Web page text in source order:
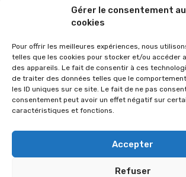
Gérer le consentement
cookies
Pour offrir les meilleures expériences, nous
telles que les cookies pour stocker et/ou accéder
des appareils. Le fait de consentir à ces
de traiter des données telles que le
les ID uniques sur ce site. Le fait de ne pas
consentement peut avoir un effet négatif sur
caractéristiques et fonctions.
Accepter
Refuser
TOP-PARENTS 20 mars 2010